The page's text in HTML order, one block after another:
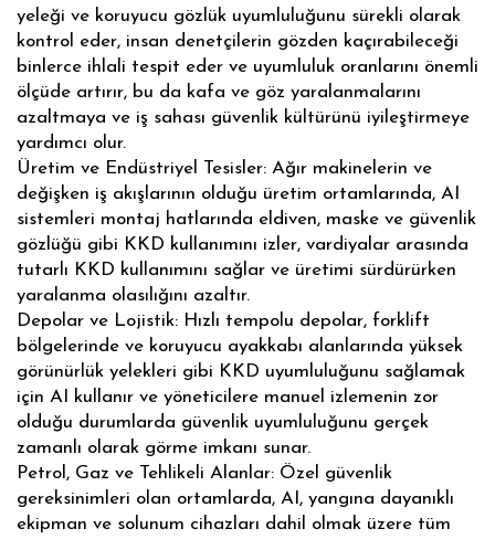
yeleği ve koruyucu gözlük uyumluluğunu sürekli olarak
kontrol eder, insan denetçilerin gözden kaçırabileceği
binlerce ihlali tespit eder ve uyumluluk oranlarını önemli
ölçüde artırır, bu da kafa ve göz yaralanmalarını
azaltmaya ve iş sahası güvenlik kültürünü iyileştirmeye
yardımcı olur.
Üretim ve Endüstriyel Tesisler: Ağır makinelerin ve
değişken iş akışlarının olduğu üretim ortamlarında, AI
sistemleri montaj hatlarında eldiven, maske ve güvenlik
gözlüğü gibi KKD kullanımını izler, vardiyalar arasında
tutarlı KKD kullanımını sağlar ve üretimi sürdürürken
yaralanma olasılığını azaltır.
Depolar ve Lojistik: Hızlı tempolu depolar, forklift
bölgelerinde ve koruyucu ayakkabı alanlarında yüksek
görünürlük yelekleri gibi KKD uyumluluğunu sağlamak
için AI kullanır ve yöneticilere manuel izlemenin zor
olduğu durumlarda güvenlik uyumluluğunu gerçek
zamanlı olarak görme imkanı sunar.
Petrol, Gaz ve Tehlikeli Alanlar: Özel güvenlik
gereksinimleri olan ortamlarda, AI, yangına dayanıklı
ekipman ve solunum cihazları dahil olmak üzere tüm